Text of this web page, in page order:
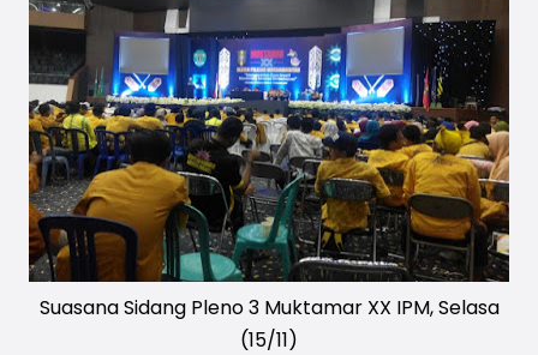
Suasana Sidang Pleno 3 Muktamar XX IPM, Selasa
(15/11)